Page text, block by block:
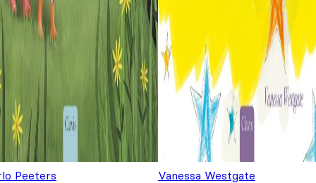
Peeters
Vanessa Westgate